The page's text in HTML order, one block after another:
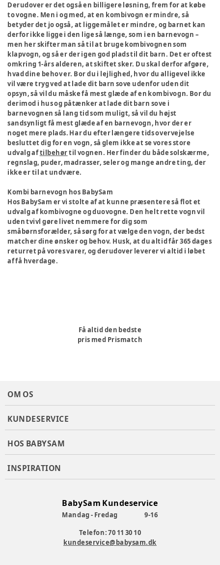
Derudover er det også en billigere løsning, frem for at købe
to vogne. Men i og med, at en kombivogn er mindre, så
betyder det jo også, at liggemålet er mindre, og barnet kan
derfor ikke ligge i den lige så længe, som i en barnevogn –
men her skifter man så til at bruge kombivognen som
klapvogn, og så er der igen god plads til dit barn. Det er oftest
omkring 1-års alderen, at skiftet sker. Du skal derfor afgøre,
hvad dine behov er. Bor du i lejlighed, hvor du alligevel ikke
vil være tryg ved at lade dit barn sove udenfor uden dit
opsyn, så vil du måske få mest glæde af en kombivogn. Bor du
derimod i hus og påtænker at lade dit barn sove i
barnevognen så lang tid som muligt, så vil du højst
sandsynligt få mest glæde af en barnevogn, hvor der er
noget mere plads. Har du efter længere tids overvejelse
besluttet dig for en vogn, så glem ikke at se vores store
udvalg aftilbehørtil vognen. Her finder du både solskærme,
regnslag, puder, madrasser, seler og mange andre ting, der
ikke er til at undvære.
Kombi barnevogn hos BabySam
Hos BabySam er vi stolte af at kunne præsentere så flot et
udvalg af kombivogne og duovogne. Den helt rette vogn vil
uden tvivl gøre livet nemmere for dig som
småbørnsforælder, så sørg for at vælge den vogn, der bedst
matcher dine ønsker og behov. Husk, at du altid får 365 dages
returret på vores varer, og derudover leverer vi altid i løbet
af få hverdage.
Få altid den bedste
pris med Prismatch
OM OS
KUNDESERVICE
HOS BABYSAM
INSPIRATION
BabySam Kundeservice
Mandag - Fredag
9-16
Telefon: 70 11 30 10
kundeservice@babysam.dk